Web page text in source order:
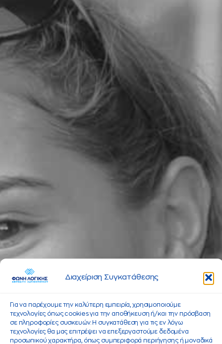
Διαχείριση Συγκατάθεσης
Για να παρέχουμε την καλύτερη εμπειρία, χρησιμοποιούμε
τεχνολογίες όπως cookies για την αποθήκευση ή/και την πρόσβαση
σε πληροφορίες συσκευών. Η συγκατάθεση για τις εν λόγω
τεχνολογίες θα μας επιτρέψει να επεξεργαστούμε δεδομένα
προσωπικού χαρακτήρα, όπως συμπεριφορά περιήγησης ή μοναδικά